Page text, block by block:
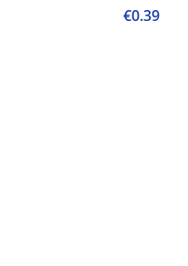
€0.39